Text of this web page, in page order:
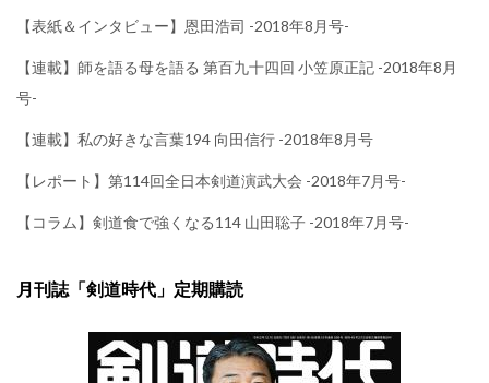
【表紙＆インタビュー】恩田浩司 -2018年8月号-
【連載】師を語る母を語る 第百九十四回 小笠原正記 -2018年8月
号-
【連載】私の好きな言葉194 向田信行 -2018年8月号
【レポート】第114回全日本剣道演武大会 -2018年7月号-
【コラム】剣道食で強くなる114 山田聡子 -2018年7月号-
月刊誌「剣道時代」定期購読